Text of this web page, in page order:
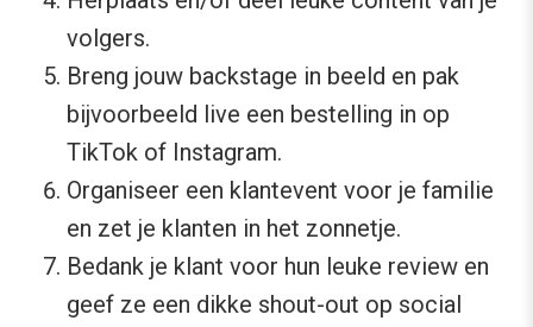
volgers.
Breng jouw backstage in beeld en pak
bijvoorbeeld live een bestelling in op
TikTok of Instagram.
Organiseer een klantevent voor je familie
en zet je klanten in het zonnetje.
Bedank je klant voor hun leuke review en
geef ze een dikke shout-out op social